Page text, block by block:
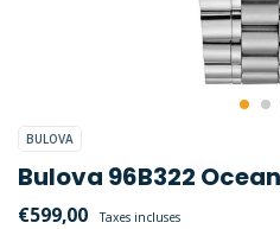
BULOVA
Bulova 96B322
€599,00 Taxes incluses